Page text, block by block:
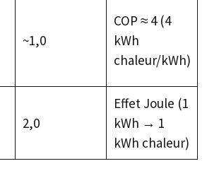
~1,0
COP ≈ 4 (4
kWh
chaleur/kWh)
2,0
Effet Joule (1
kWh → 1
kWh chaleur)